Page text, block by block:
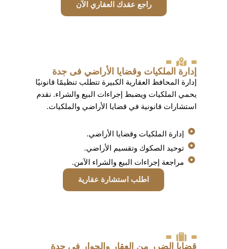
راجع عقدك العقاري الآن
إدارة الملكيات وقضايا الأراضي فى جدة
إدارة المحافظ العقارية الكبيرة تتطلب تنظيمًا قانونيًا
يحمي الملكيات ويضبط إجراءات البيع والشراء. نقدم
استشارات قانونية في قضايا الأراضي والملكيات.
إدارة الملكيات وقضايا الأراضي.
توحيد الصكوك وتقسيم الأراضي.
مراجعة إجراءات البيع والشراء الآمن.
اطلب استشارة عقارية
قضايا الضرر من العقار والجوار فى جدة